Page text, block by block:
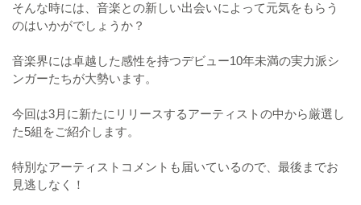
そんな時には、音楽との新しい出会いによって元気をもらう
のはいかがでしょうか？
音楽界には卓越した感性を持つデビュー10年未満の実力派シ
ンガーたちが大勢います。
今回は3月に新たにリリースするアーティストの中から厳選し
た5組をご紹介します。
特別なアーティストコメントも届いているので、最後までお
見逃しなく！